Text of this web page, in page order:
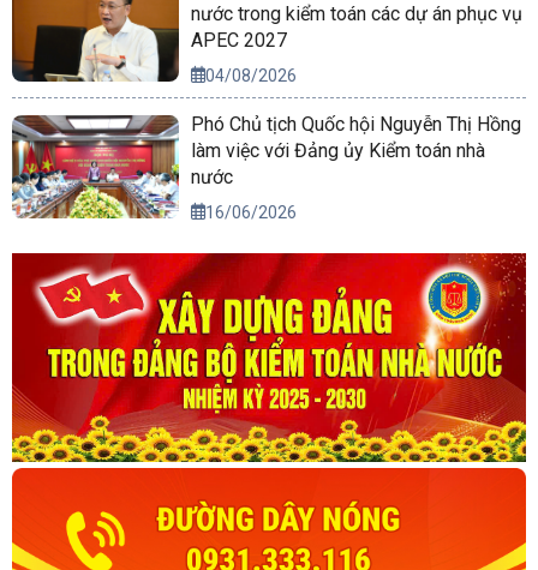
nước trong kiểm toán các dự án phục vụ
APEC 2027
04/08/2026
Phó Chủ tịch Quốc hội Nguyễn Thị Hồng
làm việc với Đảng ủy Kiểm toán nhà
nước
16/06/2026